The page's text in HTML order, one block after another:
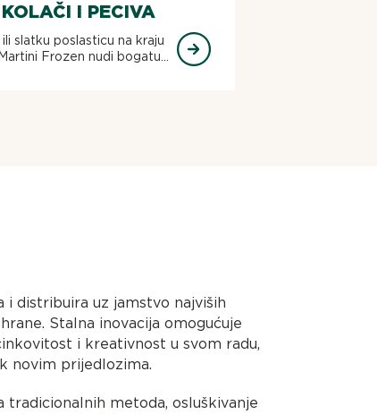
I PECIVA
ili slatku poslasticu na kraju
Frozen nudi bogatu...
i distribuira uz jamstvo najviših
Stalna inovacija omogućuje
i kreativnost u svom radu,
novim prijedlozima.
tradicionalnih metoda, osluškivanje